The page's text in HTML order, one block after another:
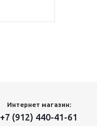
Интернет магазин:
+7 (912) 440-41-61